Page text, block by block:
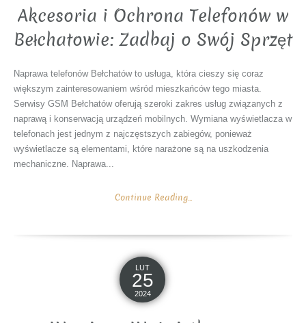
Akcesoria i Ochrona Telefonów w
Bełchatowie: Zadbaj o Swój Sprzęt
Naprawa telefonów Bełchatów to usługa, która cieszy się coraz
większym zainteresowaniem wśród mieszkańców tego miasta.
Serwisy GSM Bełchatów oferują szeroki zakres usług związanych z
naprawą i konserwacją urządzeń mobilnych. Wymiana wyświetlacza w
telefonach jest jednym z najczęstszych zabiegów, ponieważ
wyświetlacze są elementami, które narażone są na uszkodzenia
mechaniczne. Naprawa...
Continue Reading...
LUT
25
2024